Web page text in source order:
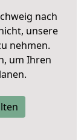
nach
unsere
nehmen.
um Ihren